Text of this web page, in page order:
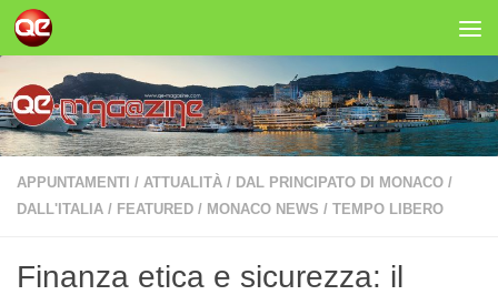
Salta al contenuto
APPUNTAMENTI / ATTUALITÀ / DAL PRINCIPATO DI MONACO /
DALL'ITALIA / FEATURED / MONACO NEWS / TEMPO LIBERO
Finanza etica e sicurezza: il